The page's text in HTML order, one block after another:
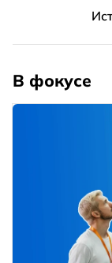
В фокусе